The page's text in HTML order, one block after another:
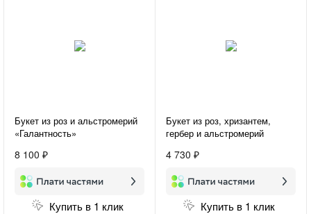
Букет из роз и альстромерий
«Галантность»
8 100 ₽
Купить в 1 клик
Букет из роз, хризантем,
гербер и альстромерий
4 730 ₽
Купить в 1 клик